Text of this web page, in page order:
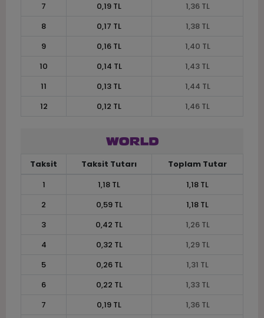
7
0,19 TL
1,36 TL
8
0,17 TL
1,38 TL
9
0,16 TL
1,40 TL
10
0,14 TL
1,43 TL
11
0,13 TL
1,44 TL
12
0,12 TL 1,46 TL
Taksit Taksit Tutarı
Toplam Tutar
1
1,18 TL
1,18 TL
2
0,59 TL
1,18 TL
3
0,42 TL
1,26 TL
4
0,32 TL
1,29 TL
5
0,26 TL
1,31 TL
6
0,22 TL
1,33 TL
7
0,19 TL
1,36 TL